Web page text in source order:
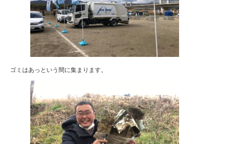
ゴミはあっという間に集まります。